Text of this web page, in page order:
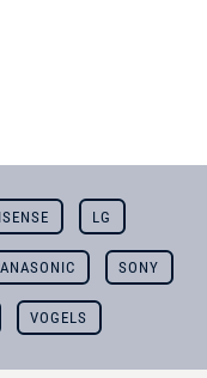
LG
SONY
VOGELS